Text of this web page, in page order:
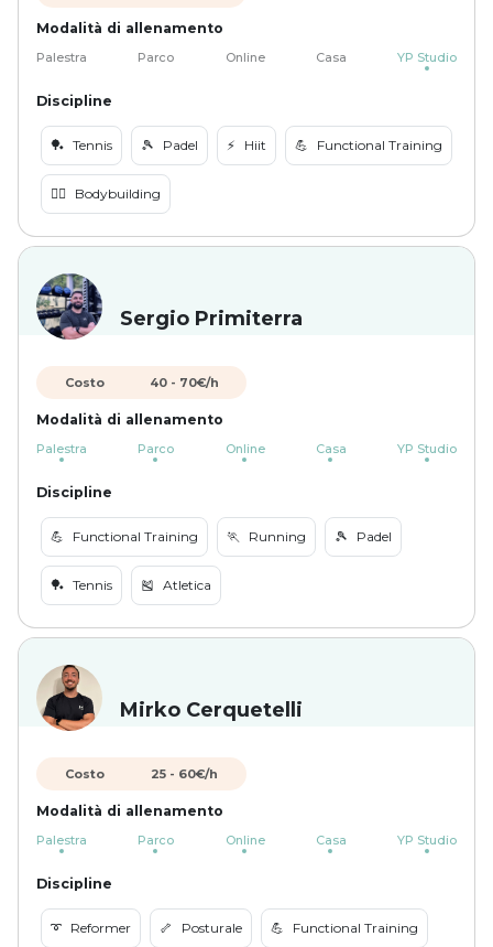
Modalità di allenamento
Palestra Parco Online Casa YP Studio
Discipline
🏓 Tennis 🎾 Padel ⚡️ Hiit 💪 Functional Training
🏋️‍♀️ Bodybuilding
Sergio Primiterra
Costo 40- 70€/h
Modalità di allenamento
Palestra Parco Online Casa YP Studio
Discipline
💪 Functional Training 🏃 Running 🎾 Padel
🏓 Tennis 🎽 Atletica
Mirko Cerquetelli
Costo 25 - 60€/h
Modalità di allenamento
Palestra Parco Online Casa YP Studio
Discipline
➰ Reformer 🦴 Posturale 💪 Functional Training